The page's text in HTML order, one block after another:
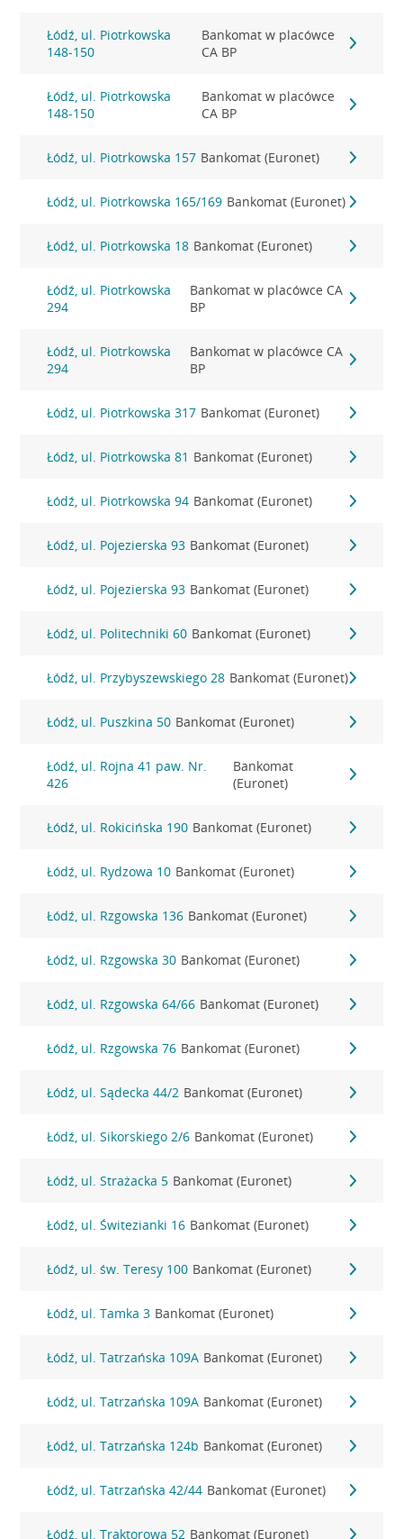
Łódź, ul. Piotrkowska
148-150
Bankomat w placówce
CA BP
Łódź, ul. Piotrkowska
148-150
Bankomat w placówce
CA BP
Łódź, ul. Piotrkowska 157 Bankomat (Euronet)
Łódź, ul. Piotrkowska 165/169 Bankomat (Euronet)
Łódź, ul. Piotrkowska 18 Bankomat (Euronet)
Łódź, ul. Piotrkowska
294
Bankomat w placówce CA
BP
Łódź, ul. Piotrkowska
294
Bankomat w placówce CA
BP
Łódź, ul. Piotrkowska 317 Bankomat (Euronet)
Łódź, ul. Piotrkowska 81 Bankomat (Euronet)
Łódź, ul. Piotrkowska 94 Bankomat (Euronet)
Łódź, ul. Pojezierska 93 Bankomat (Euronet)
Łódź, ul. Pojezierska 93 Bankomat (Euronet)
Łódź, ul. Politechniki 60 Bankomat (Euronet)
Łódź, ul. Przybyszewskiego 28 Bankomat (Euronet)
Łódź, ul. Puszkina 50 Bankomat (Euronet)
Łódź, ul. Rojna 41 paw. Nr.
426
Bankomat
(Euronet)
Łódź, ul. Rokicińska 190 Bankomat (Euronet)
Łódź, ul. Rydzowa 10 Bankomat (Euronet)
Łódź, ul. Rzgowska 136 Bankomat (Euronet)
Łódź, ul. Rzgowska 30 Bankomat (Euronet)
Łódź, ul. Rzgowska 64/66 Bankomat (Euronet)
Łódź, ul. Rzgowska 76 Bankomat (Euronet)
Łódź, ul. Sądecka 44/2 Bankomat (Euronet)
Łódź, ul. Sikorskiego 2/6 Bankomat (Euronet)
Łódź, ul. Strażacka 5 Bankomat (Euronet)
Łódź, ul. Świtezianki 16 Bankomat (Euronet)
Łódź, ul. św. Teresy 100 Bankomat (Euronet)
Łódź, ul. Tamka 3 Bankomat (Euronet)
Łódź, ul. Tatrzańska 109A Bankomat (Euronet)
Łódź, ul. Tatrzańska 109A Bankomat (Euronet)
Łódź, ul. Tatrzańska 124b Bankomat (Euronet)
Łódź, ul. Tatrzańska 42/44 Bankomat (Euronet)
Łódź, ul. Traktorowa 52 Bankomat (Euronet)